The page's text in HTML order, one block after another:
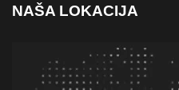
NAŠA LOKACIJA